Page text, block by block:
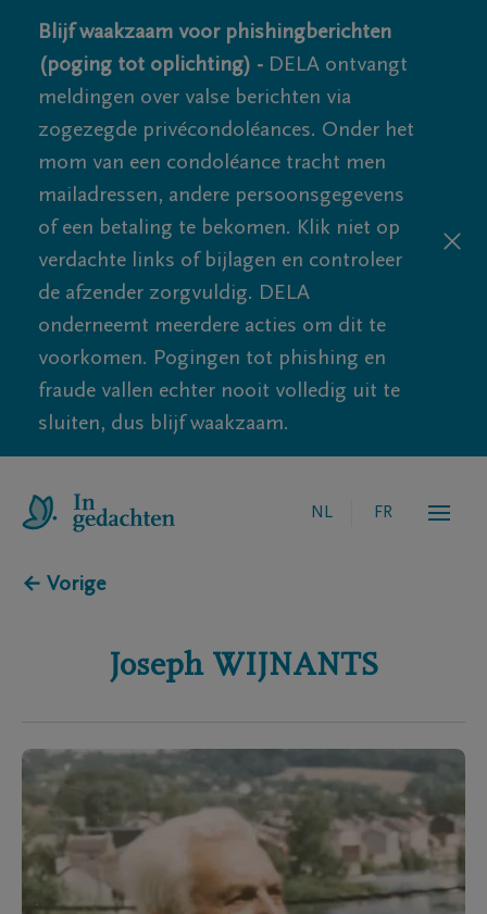
Blijf waakzaam voor phishingberichten
(poging tot oplichting) - DELA ontvangt
meldingen over valse berichten via
zogezegde privécondoléances. Onder het
mom van een condoléance tracht men
mailadressen, andere persoonsgegevens
of een betaling te bekomen. Klik niet op
verdachte links of bijlagen en controleer
de afzender zorgvuldig. DELA
onderneemt meerdere acties om dit te
voorkomen. Pogingen tot phishing en
fraude vallen echter nooit volledig uit te
sluiten, dus blijf waakzaam.
NL FR
← Vorige
Joseph WIJNANTS